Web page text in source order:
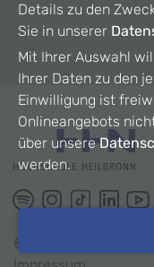
©
Details zu den
Sie in unserer
Mit Ihrer Auswahl
Ihrer Daten zu den
Einwilligung ist
Onlineangebots
über unsere
werden.